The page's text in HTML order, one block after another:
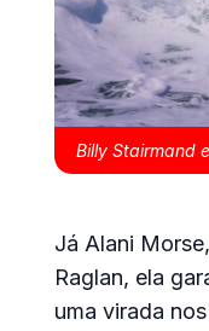
Billy Stairmand
Já Alani
Raglan, ela
uma virada